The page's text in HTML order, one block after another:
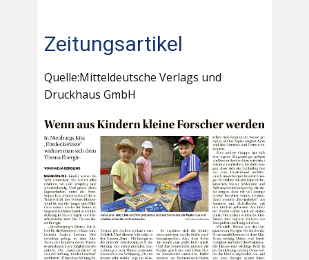
Zeitungsartikel
Quelle:Mitteldeutsche Verlags und
Druckhaus GmbH